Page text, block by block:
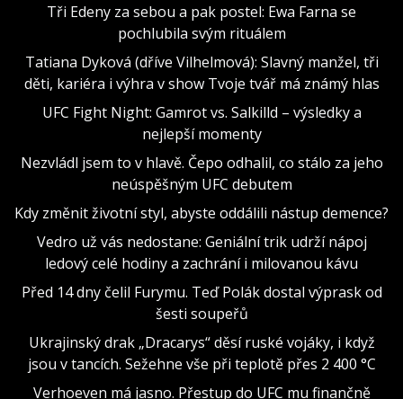
Tři Edeny za sebou a pak postel: Ewa Farna se
pochlubila svým rituálem
Tatiana Dyková (dříve Vilhelmová): Slavný manžel, tři
děti, kariéra i výhra v show Tvoje tvář má známý hlas
UFC Fight Night: Gamrot vs. Salkilld – výsledky a
nejlepší momenty
Nezvládl jsem to v hlavě. Čepo odhalil, co stálo za jeho
neúspěšným UFC debutem
Kdy změnit životní styl, abyste oddálili nástup demence?
Vedro už vás nedostane: Geniální trik udrží nápoj
ledový celé hodiny a zachrání i milovanou kávu
Před 14 dny čelil Furymu. Teď Polák dostal výprask od
šesti soupeřů
Ukrajinský drak „Dracarys“ děsí ruské vojáky, i když
jsou v tancích. Sežehne vše při teplotě přes 2 400 °C
Verhoeven má jasno. Přestup do UFC mu finančně